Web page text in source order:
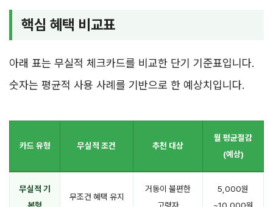
핵심 혜택 비교표
아래 표는 무실적 체크카드를 비교한 단기 기준표입니다.
숫자는 평균적 사용 사례를 기반으로 한 예상치입니다.
카드 유형 무실적 조건 추천 대상
월 평균절감
(예상)
무실적 기
무조건 혜택 유지
거동이 불편한
5,000원